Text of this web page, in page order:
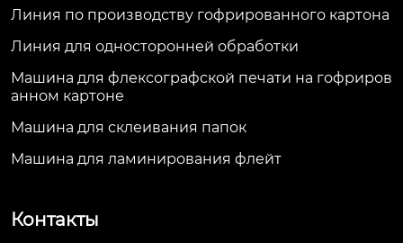
Линия по производству гофрированного картона
Линия для односторонней обработки
Машина для флексографской печати на гофриров
анном картоне
Машина для склеивания папок
Машина для ламинирования флейт
Контакты